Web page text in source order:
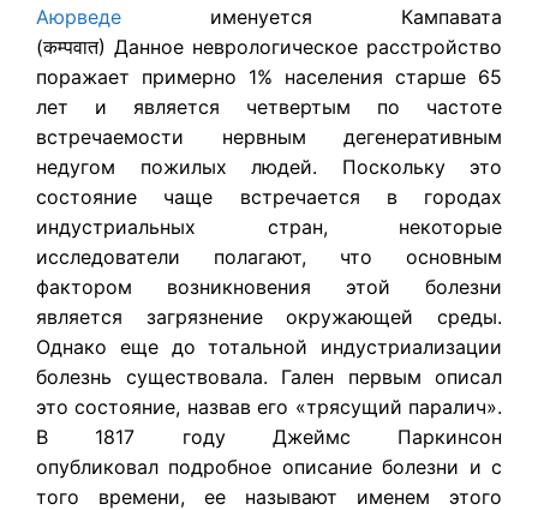
Аюрведе именуется Кампавата
(कम्पवात) Данное неврологическое расстройство
поражает примерно 1% населения старше 65
лет и является четвертым по частоте
встречаемости нервным дегенеративным
недугом пожилых людей. Поскольку это
состояние чаще встречается в городах
индустриальных стран, некоторые
исследователи полагают, что основным
фактором возникновения этой болезни
является загрязнение окружающей среды.
Однако еще до тотальной индустриализации
болезнь существовала. Гален первым описал
это состояние, назвав его «трясущий паралич».
В 1817 году Джеймс Паркинсон
опубликовал подробное описание болезни и с
того времени, ее называют именем этого